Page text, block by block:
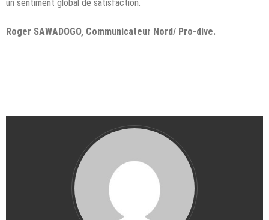
un sentiment global de satisfaction.
Roger SAWADOGO, Communicateur Nord/ Pro-dive.